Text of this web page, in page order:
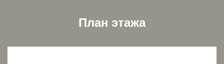
План этажа